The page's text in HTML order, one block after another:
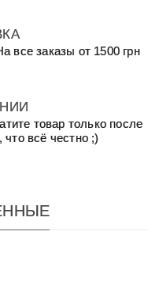
все заказы от 1500 грн
товар только после
что всё честно ;)